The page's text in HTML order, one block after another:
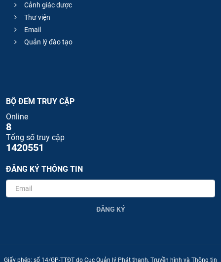
Cảnh giác dược
Thư viện
Email
Quản lý đào tạo
BỘ ĐẾM TRUY CẬP
Online
8
Tổng số truy cập
1420551
ĐĂNG KÝ THÔNG TIN
ĐĂNG KÝ
Giấy phép: số 14/GP-TTĐT do Cục Quản lý Phát thanh, Truyền hình và Thông tin